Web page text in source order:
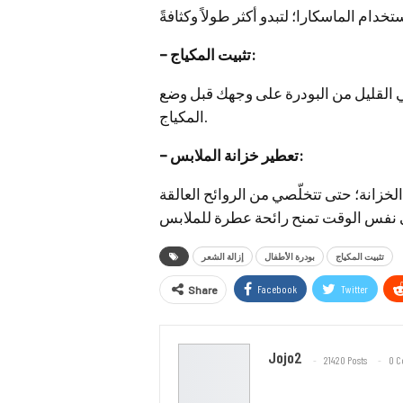
– تثبيت المكياج:
من البودرة على وجهك قبل وضع
المكياج.
– تعطير خزانة الملابس:
حتى تتخلّصي من الروائح العالقة
نفس الوقت تمنح رائحة عطرة للملابس
إزالة الشعر بودرة الأطفال تثبيت المكياج
Share Facebook Twitter
Jojo2 21420 Posts 0